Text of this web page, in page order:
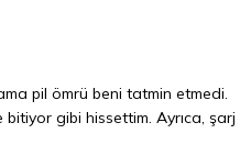
pil ömrü beni tatmin etmedi.
gibi hissettim. Ayrıca, şarj